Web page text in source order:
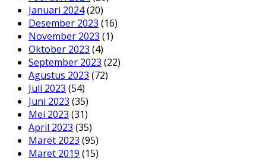
Januari 2024(20)
Desember 2023 (16)
November 2023 (1)
Oktober 2023 (4)
September 2023 (22)
Agustus 2023 (72)
Juli 2023 (54)
Juni 2023 (35)
Mei 2023 (31)
April 2023 (35)
Maret 2023 (95)
Maret 2019 (15)